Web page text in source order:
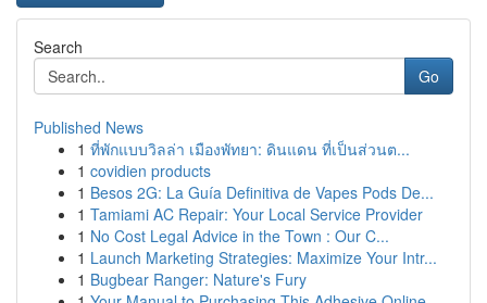
Search
Go
Published News
1 ที่พักแบบวิลล่า เมืองพัทยา: ดินแดน ที่เป็นส่วนต...
1 covidien products
1 Besos 2G: La Guía Definitiva de Vapes Pods De...
1 Tamiami AC Repair: Your Local Service Provider
1 No Cost Legal Advice in the Town : Our C...
1 Launch Marketing Strategies: Maximize Your Intr...
1 Bugbear Ranger: Nature's Fury